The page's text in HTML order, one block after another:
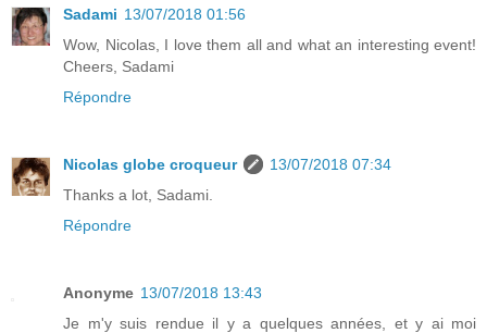
Sadami 13/07/2018 01:56
Wow, Nicolas, I love them all and what an interesting event!
Cheers, Sadami
Répondre
Nicolas globe croqueur
13/07/2018 07:34
Thanks a lot, Sadami.
Répondre
Anonyme 13/07/2018 13:43
Je m'y suis rendue il y a quelques années, et y ai moi